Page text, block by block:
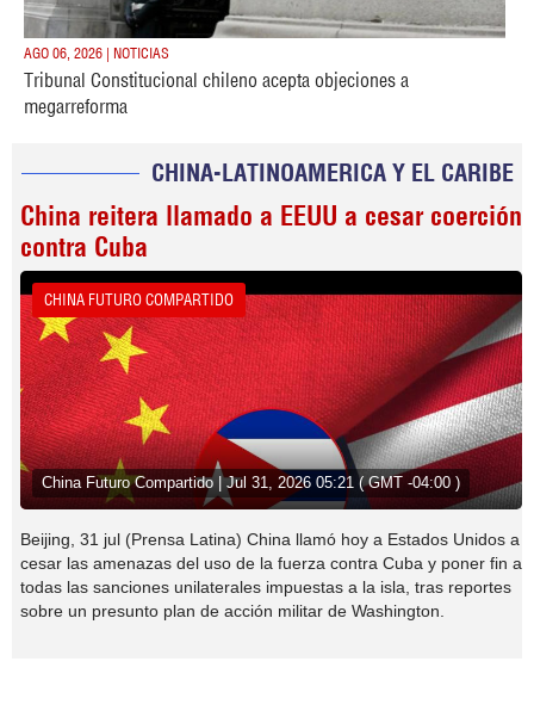
AGO 06, 2026 | NOTICIAS
Tribunal Constitucional chileno acepta objeciones a
megarreforma
CHINA-LATINOAMERICA Y EL CARIBE
China reitera llamado a EEUU a cesar coerción
contra Cuba
CHINA FUTURO COMPARTIDO
China Futuro Compartido | Jul 31, 2026 05:21 ( GMT -04:00 )
Beijing, 31 jul (Prensa Latina) China llamó hoy a Estados Unidos a
cesar las amenazas del uso de la fuerza contra Cuba y poner fin a
todas las sanciones unilaterales impuestas a la isla, tras reportes
sobre un presunto plan de acción militar de Washington.